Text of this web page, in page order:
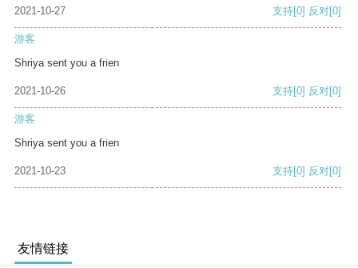
2021-10-27 支持[0] 反对[0]
游客
Shriya sent you a frien
2021-10-26 支持[0] 反对[0]
游客
Shriya sent you a frien
2021-10-23 支持[0] 反对[0]
友情链接